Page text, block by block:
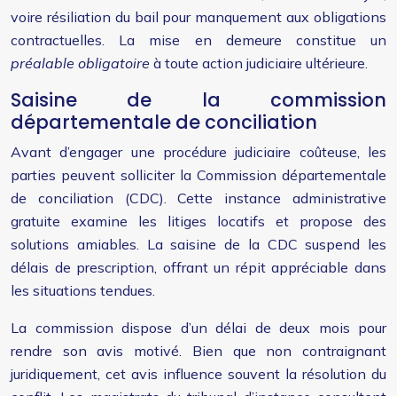
voire résiliation du bail pour manquement aux obligations
contractuelles. La mise en demeure constitue un
préalable obligatoire à toute action judiciaire ultérieure.
Saisine de la commission
départementale de conciliation
Avant d’engager une procédure judiciaire coûteuse, les
parties peuvent solliciter la Commission départementale
de conciliation (CDC). Cette instance administrative
gratuite examine les litiges locatifs et propose des
solutions amiables. La saisine de la CDC suspend les
délais de prescription, offrant un répit appréciable dans
les situations tendues.
La commission dispose d’un délai de deux mois pour
rendre son avis motivé. Bien que non contraignant
juridiquement, cet avis influence souvent la résolution du